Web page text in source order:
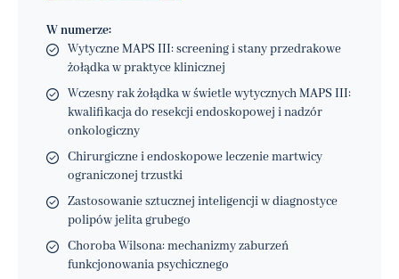
W numerze:
Wytyczne MAPS III: screening i stany przedrakowe
żołądka w praktyce klinicznej
Wczesny rak żołądka w świetle wytycznych MAPS III:
kwalifikacja do resekcji endoskopowej i nadzór
onkologiczny
Chirurgiczne i endoskopowe leczenie martwicy
ograniczonej trzustki
Zastosowanie sztucznej inteligencji w diagnostyce
polipów jelita grubego
Choroba Wilsona: mechanizmy zaburzeń
funkcjonowania psychicznego